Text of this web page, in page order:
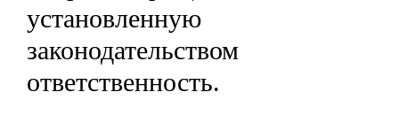
установленную
законодательством
ответственность.